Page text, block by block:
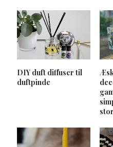
DIY duft diffuser til
duftpinde